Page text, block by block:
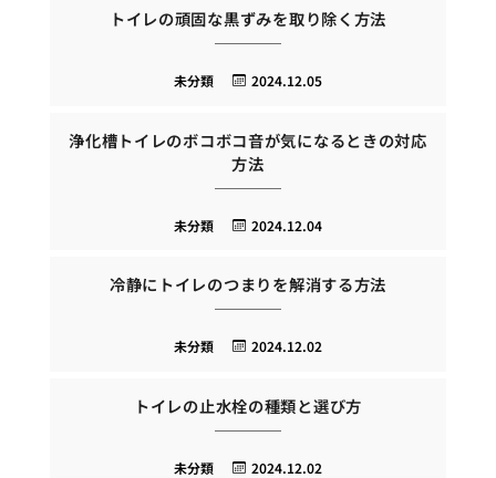
トイレの頑固な黒ずみを取り除く方法
2024.12.05
未分類
浄化槽トイレのボコボコ音が気になるときの対応
方法
2024.12.04
未分類
冷静にトイレのつまりを解消する方法
2024.12.02
未分類
トイレの止水栓の種類と選び方
2024.12.02
未分類